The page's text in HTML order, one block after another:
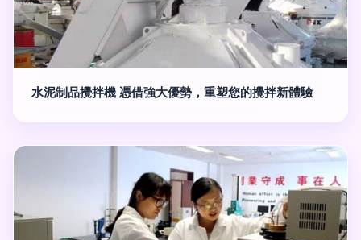
水泥制品攪拌機 憑借強大優勢，重塑您的攪拌新體驗